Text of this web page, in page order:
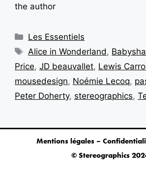
the author
Les Essentiels
Alice in Wonderland,
Price, JD beauvallet, Lewis
mousedesign, Noémie Lecoq,
Peter Doherty, stereographics,
Mentions légales –
© Stereographics